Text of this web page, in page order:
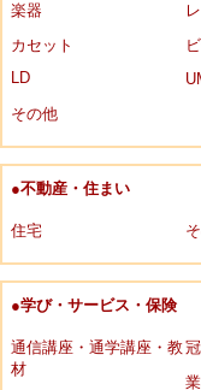
楽器
カセット
LD
その他
●不動産・住まい
住宅
●学び・サービス・保険
通信講座・通学講座・教
材